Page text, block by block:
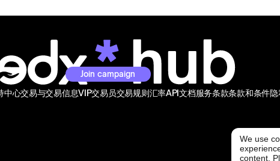
Join campaign
中心交易与交易信息VIP交易员交易规则汇率API文档服务条款条款和条件隐
We use
content.